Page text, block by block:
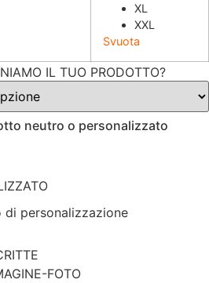
XL
XXL
Svuota
IL TUO PRODOTTO?
neutro o personalizzato
di personalizzazione
FOTO